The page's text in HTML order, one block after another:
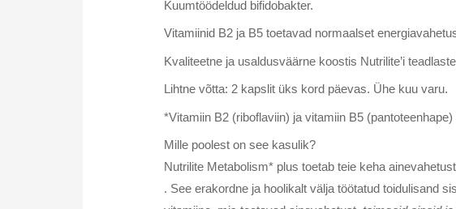
Kuumtöödeldud bifidobakter.
Vitamiinid B2 ja B5 toetavad normaalset
Kvaliteetne ja usaldusväärne koostis Nutrilite’i
Lihtne võtta: 2 kapslit üks kord päevas. Ühe kuu varu.
*Vitamiin B2 (riboflaviin) ja vitamiin B5
Mille poolest on see kasulik?
Nutrilite Metabolism* plus toetab teie keha ainevahetust
. See erakordne ja hoolikalt välja töötatud toidulisand